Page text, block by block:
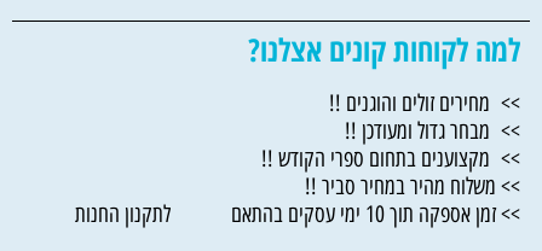
למה לקוחות קונים אצלנו?
>> מחירים זולים והוגנים !!
>> מבחר גדול ומעודכן !!
>> מקצוענים בתחום ספרי הקודש !!
>> משלוח מהיר במחיר סביר !!
>> זמן אספקה תוך 10 ימי עסקים בהתאם לתקנון החנות